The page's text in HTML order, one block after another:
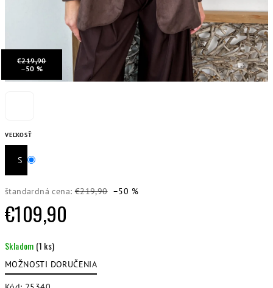
VEĽKOSŤ
S
štandardná cena: €219,90 –50 %
€109,90
cena:
Skladom (1 ks)
MOŽNOSTI DORUČENIA
€219,90
–50 %